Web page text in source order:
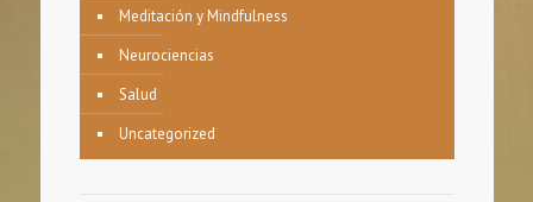
Meditación y Mindfulness
Neurociencias
Salud
Uncategorized